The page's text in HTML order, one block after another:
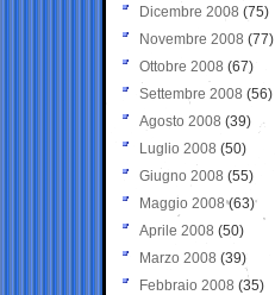
Dicembre 2008 (75)
Novembre 2008 (77)
Ottobre 2008 (67)
Settembre 2008 (56)
Agosto 2008 (39)
Luglio 2008 (50)
Giugno 2008 (55)
Maggio 2008(63)
Aprile 2008 (50)
Marzo 2008 (39)
Febbraio 2008 (35)